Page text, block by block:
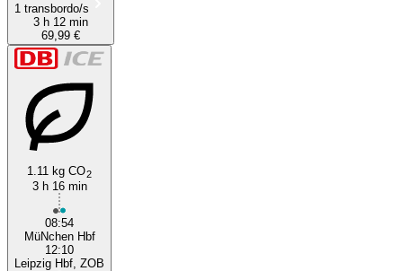
1 transbordo/s
3 h 12 min
69,99 €
1.11 kg CO2
3 h 16 min
08:54
MüNchen Hbf
12:10
Leipzig Hbf, ZOB